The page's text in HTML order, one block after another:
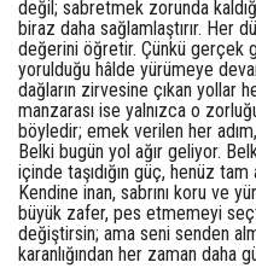
değil; sabretmek zorunda
biraz daha sağlamlaştırır. Her
değerini öğretir. Çünkü gerçek
yorulduğu hâlde yürümeye
dağların zirvesine çıkan yollar
manzarası ise yalnızca o
böyledir; emek verilen her
Belki bugün yol ağır geliyor.
içinde taşıdığın güç, henüz tam
Kendine inan, sabrını koru ve
büyük zafer, pes etmemeyi
değiştirsin; ama seni senden
karanlığından her zaman daha